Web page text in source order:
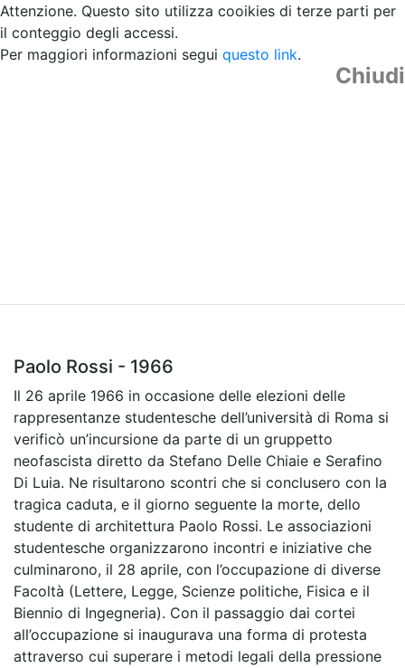
Attenzione. Questo sito utilizza cooikies di terze parti per
il conteggio degli accessi.
Per maggiori informazioni segui questo link.
Chiudi
Paolo Rossi - 1966
Il 26 aprile 1966 in occasione delle elezioni delle
rappresentanze studentesche dell’università di Roma si
verificò un’incursione da parte di un gruppetto
neofascista diretto da Stefano Delle Chiaie e Serafino
Di Luia. Ne risultarono scontri che si conclusero con la
tragica caduta, e il giorno seguente la morte, dello
studente di architettura Paolo Rossi. Le associazioni
studentesche organizzarono incontri e iniziative che
culminarono, il 28 aprile, con l’occupazione di diverse
Facoltà (Lettere, Legge, Scienze politiche, Fisica e il
Biennio di Ingegneria). Con il passaggio dai cortei
all’occupazione si inaugurava una forma di protesta
attraverso cui superare i metodi legali della pressione